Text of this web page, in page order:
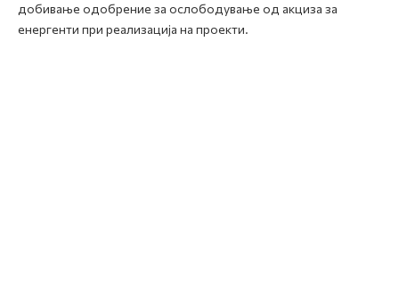
добивање одобрение за ослободување од акциза за
енергенти при реализација на проекти.